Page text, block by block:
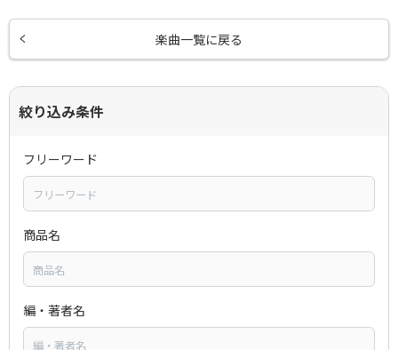
楽曲一覧に戻る
絞り込み条件
フリーワード
商品名
編・著者名